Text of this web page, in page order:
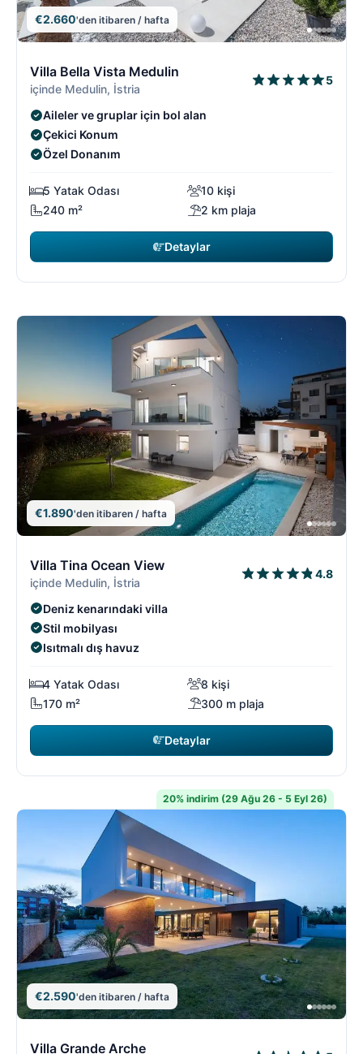
€2.660'den itibaren / hafta
Villa Bella Vista Medulin
içinde Medulin, İstria
5
Aileler ve gruplar için bol alan
Çekici Konum
Özel Donanım
5 Yatak Odası
10 kişi
240 m²
2 km plaja
Detaylar
€1.890'den itibaren / hafta
Villa Tina Ocean View
içinde Medulin, İstria
4.8
Deniz kenarındaki villa
Stil mobilyası
Isıtmalı dış havuz
4 Yatak Odası
8 kişi
170 m²
300 m plaja
Detaylar
20% indirim (29 Ağu 26 - 5 Eyl 26)
€2.590'den itibaren / hafta
Villa Grande Arche